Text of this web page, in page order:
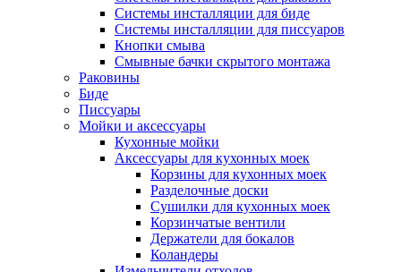
Системы инсталляции для биде
Системы инсталляции для писсуаров
Кнопки смыва
Смывные бачки скрытого монтажа
Раковины
Биде
Писсуары
Мойки и аксессуары
Кухонные мойки
Аксессуары для кухонных моек
Корзины для кухонных моек
Разделочные доски
Сушилки для кухонных моек
Корзинчатые вентили
Держатели для бокалов
Коландеры